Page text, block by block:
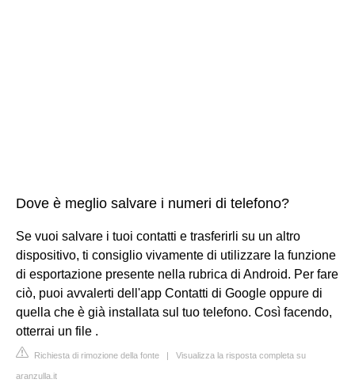
Dove è meglio salvare i numeri di telefono?
Se vuoi salvare i tuoi contatti e trasferirli su un altro
dispositivo, ti consiglio vivamente di utilizzare la funzione
di esportazione presente nella rubrica di Android. Per fare
ciò, puoi avvalerti dell'app Contatti di Google oppure di
quella che è già installata sul tuo telefono. Così facendo,
otterrai un file .
Richiesta di rimozione della fonte | Visualizza la risposta completa su
aranzulla.it